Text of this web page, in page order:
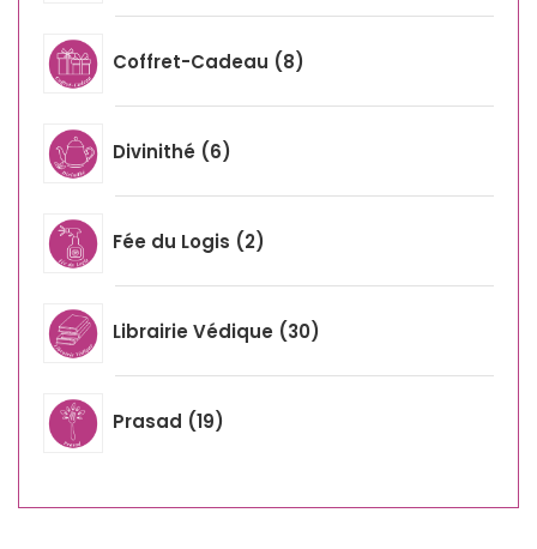
Coffret-Cadeau 8
Divinithé 6
Fée du Logis 2
Librairie Védique 30
Prasad 19